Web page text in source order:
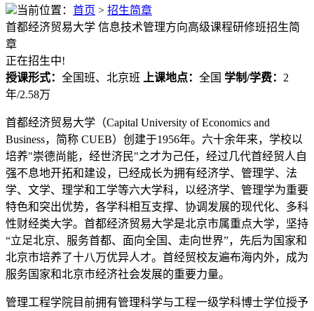
当前位置： 首页 > 招生简章
首都经济贸易大学 信息技术管理方向高级课程研修班招生简
章
正在招生中!
授课形式： 全国班、北京班 上课地点： 全国 学制/学费： 2
年/2.58万
首都经济贸易大学（Capital University of Economics and
Business，简称 CUEB）创建于1956年。六十余年来，学校以
培养"崇德尚能，经世济民"之才为己任，经过几代首经贸人自
强不息地开拓和建设，已经成长为拥有经济学、管理学、法
学、文学、理学和工学等六大学科，以经济学、管理学为重要
特色和突出优势，各学科相互支撑、协调发展的现代化、多科
性财经类大学。首都经济贸易大学是北京市属重点大学，坚持
“立足北京、服务首都、面向全国、走向世界”，先后为国家和
北京市培养了十八万优异人才。首经贸校友遍布海内外，成为
服务国家和北京市经济社会发展的重要力量。
管理工程学院目前拥有管理科学与工程一级学科博士学位授予